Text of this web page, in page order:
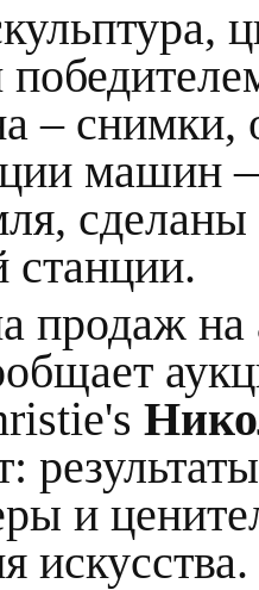
–
станции.
продаж на
и
искусства.